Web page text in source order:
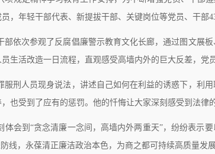
，年轻干部代表、新提拔干部、关键岗位等党员、干部
部依次参观了反腐倡廉警示教育文化长廊，通过图文展
生活改造一日流程，直观感受高墙内外的巨大反差，党
服刑人员现身说法，讲述自己如何在利益的诱惑下，利
也受到了应有的惩罚。他的忏悔让大家深刻感受到法律
体会到“贪念清廉一念间，高墙内外两重天”，纷纷表示
线，永葆清正廉洁政治本色，为商之都可持续高质量发